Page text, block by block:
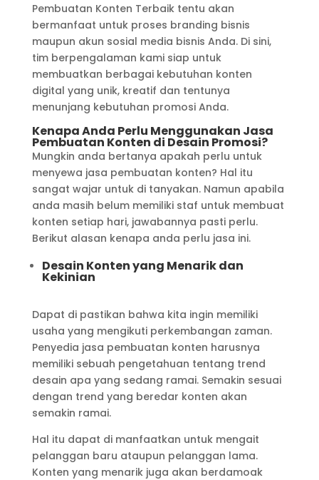
Pembuatan Konten Terbaik tentu akan
bermanfaat untuk proses branding bisnis
maupun akun sosial media bisnis Anda. Di sini,
tim berpengalaman kami siap untuk
membuatkan berbagai kebutuhan konten
digital yang unik, kreatif dan tentunya
menunjang kebutuhan promosi Anda.
Kenapa Anda Perlu Menggunakan Jasa
Pembuatan Konten di Desain Promosi?
Mungkin anda bertanya apakah perlu untuk
menyewa jasa pembuatan konten? Hal itu
sangat wajar untuk di tanyakan. Namun apabila
anda masih belum memiliki staf untuk membuat
konten setiap hari, jawabannya pasti perlu.
Berikut alasan kenapa anda perlu jasa ini.
Desain Konten yang Menarik dan
Kekinian
Dapat di pastikan bahwa kita ingin memiliki
usaha yang mengikuti perkembangan zaman.
Penyedia jasa pembuatan konten harusnya
memiliki sebuah pengetahuan tentang trend
desain apa yang sedang ramai. Semakin sesuai
dengan trend yang beredar konten akan
semakin ramai.
Hal itu dapat di manfaatkan untuk mengait
pelanggan baru ataupun pelanggan lama.
Konten yang menarik juga akan berdamoak